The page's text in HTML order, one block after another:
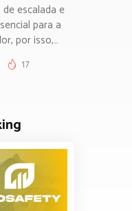
escalada e
para a
por isso,…
17